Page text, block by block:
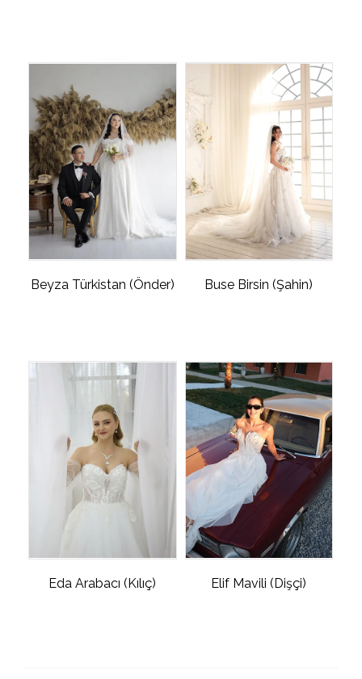
Beyza Türkistan (Önder) Buse Birsin (Şahin)
Eda Arabacı (Kılıç) Elif Mavili (Dişçi)